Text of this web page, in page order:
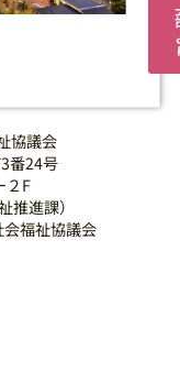
協議会
番24号
２F
進課）
福祉協議会